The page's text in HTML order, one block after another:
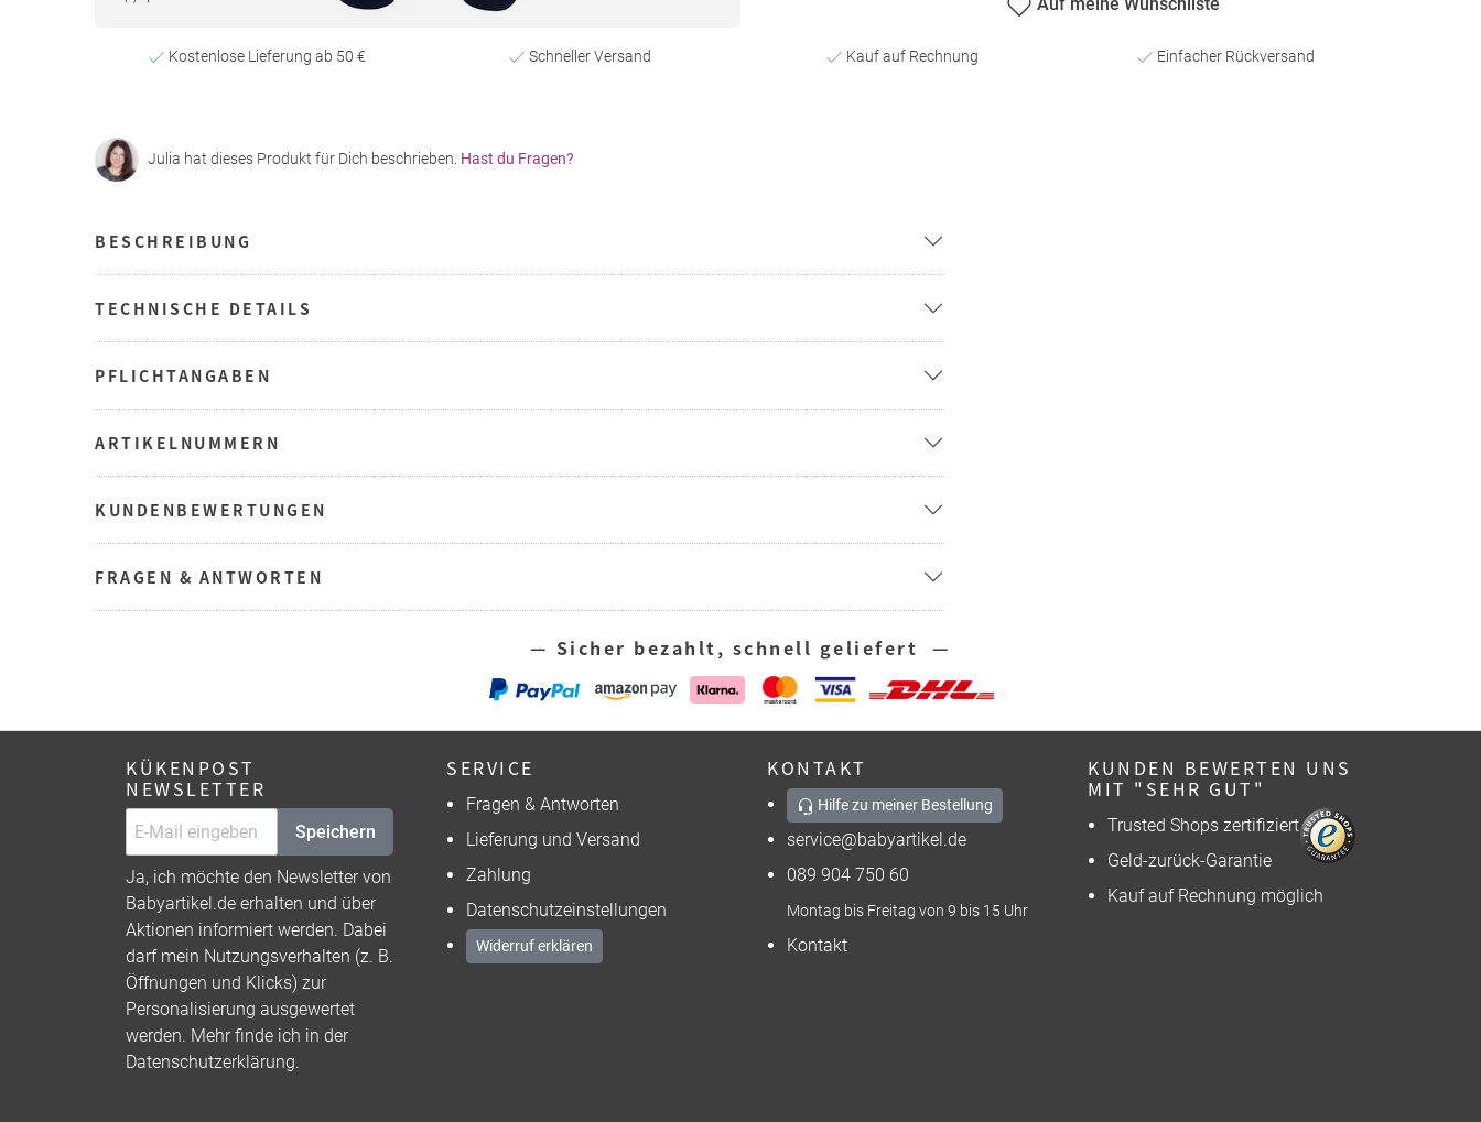
Kostenlose Lieferung ab 50 € Schneller Versand Kauf auf Rechnung Einfacher Rückversand
Julia hat dieses Produkt für Dich beschrieben. Hast du Fragen?
BESCHREIBUNG
TECHNISCHE DETAILS
PFLICHTANGABEN
ARTIKELNUMMERN
KUNDENBEWERTUNGEN
FRAGEN & ANTWORTEN
— Sicher bezahlt, schnell geliefert —
KÜKENPOST
NEWSLETTER
Speichern
Ja, ich möchte den Newsletter von
Babyartikel.de erhalten und über
Aktionen informiert werden. Dabei
darf mein Nutzungsverhalten (z. B.
Öffnungen und Klicks) zur
Personalisierung ausgewertet
werden. Mehr finde ich in der
Datenschutzerklärung.
SERVICE
Fragen & Antworten
Lieferung und Versand
Zahlung
Datenschutzeinstellungen
Widerruf erklären
KONTAKT
Hilfe zu meiner Bestellung
service@babyartikel.de
089 904 750 60
Montag bis Freitag von 9 bis 15 Uhr
Kontakt
KUNDEN BEWERTEN UNS
MIT "SEHR GUT"
Trusted Shops zertifiziert
Geld-zurück-Garantie
Kauf auf Rechnung möglich